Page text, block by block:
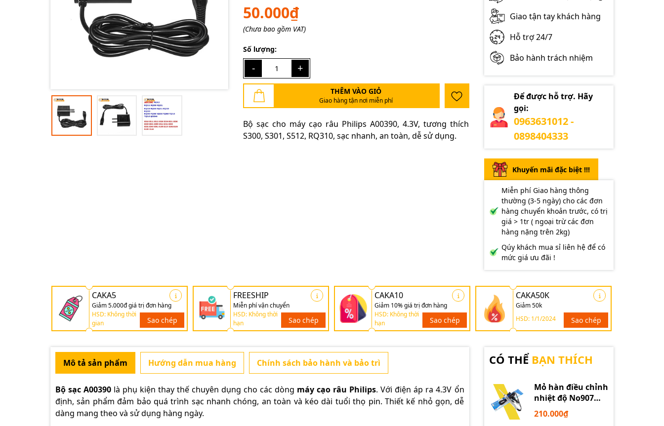
50.000₫
(Chưa bao gồm VAT)
Số lượng:
- +
THÊM VÀO GIỎ
Giao hàng tận nơi miễn phí
Bộ sạc cho máy cạo râu Philips A00390, 4.3V, tương thích
S300, S301, S512, RQ310, sạc nhanh, an toàn, dễ sử dụng.
Giao tận tay khách hàng
Hỗ trợ 24/7
Bảo hành trách nhiệm
Để được hỗ trợ. Hãy
gọi:
0963631012 -
0898404333
Khuyến mãi đặc biệt !!!
Miễn phí Giao hàng thông
thường (3-5 ngày) cho các đơn
hàng chuyển khoản trước, có trị
giá > 1tr ( ngoại trừ các đơn
hàng nặng trên 2kg)
Qúy khách mua sỉ liên hệ để có
mức giá ưu đãi !
CAKA5
Giảm 5.000đ giá trị đơn hàng
HSD: Không thời
gian
Sao chép
FREESHIP
Miễn phí vận chuyển
HSD: Không thời
hạn
Sao chép
CAKA10
Giảm 10% giá trị đơn hàng
HSD: Không thời
hạn
Sao chép
CAKA50K
Giảm 50k
HSD: 1/1/2024
Sao chép
Mã giảm giá:
Ngày hết hạn:
Điều kiện:
Mô tả sản phẩm Hướng dẫn mua hàng Chính sách bảo hành và bảo trì
Bộ sạc A00390 là phụ kiện thay thế chuyên dụng cho các dòng máy cạo râu Philips. Với điện áp ra 4.3V ổn
định, sản phẩm đảm bảo quá trình sạc nhanh chóng, an toàn và kéo dài tuổi thọ pin. Thiết kế nhỏ gọn, dễ
dàng mang theo và sử dụng hàng ngày.
CÓ THỂ BẠN THÍCH
Mỏ hàn điều chỉnh
nhiệt độ No907
60W 220V loại tốt
210.000₫